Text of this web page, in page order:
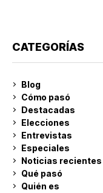
CATEGORÍAS
Blog
Cómo pasó
Destacadas
Elecciones
Entrevistas
Especiales
Noticias recientes
Qué pasó
Quién es